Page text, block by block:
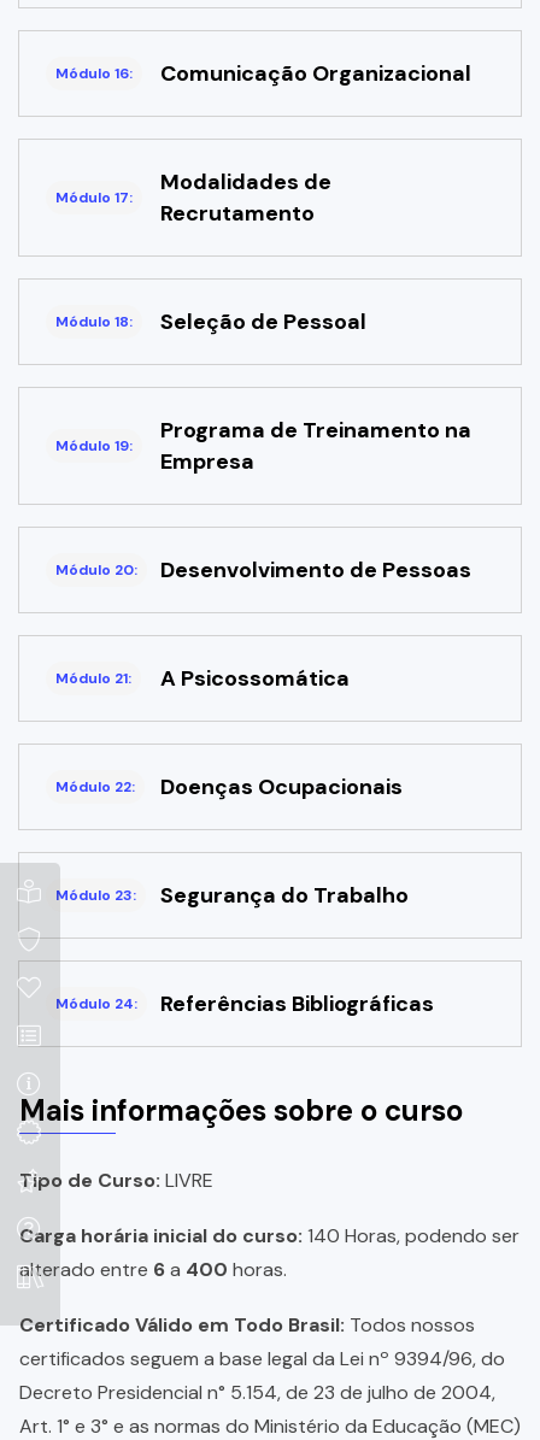
Módulo 16: Comunicação Organizacional
Módulo 17:
Modalidades de
Recrutamento
Módulo 18: Seleção de Pessoal
Módulo 19:
Programa de Treinamento na
Empre­sa
Módulo 20: Desenvolvimento de Pessoas
Módulo 21: A Psicossomática
Módulo 22: Doenças Ocupacionais
Módulo 23: Segurança do Trabalho
Módulo 24: Referências Bibliográficas
Mais informações sobre o curso
Tipo de Curso: LIVRE
Carga horária inicial do curso: 140 Horas, podendo ser
alterado entre 6a 400 horas.
Certificado Válido em Todo Brasil: Todos nossos
certificados seguem a base legal da Lei nº 9394/96, do
Decreto Presidencial n° 5.154, de 23 de julho de 2004,
Art. 1° e 3° e as normas do Ministério da Educação (MEC)